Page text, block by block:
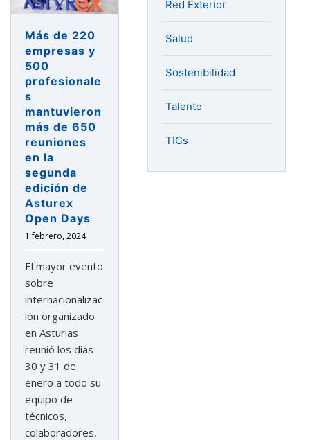
Más de 220
empresas y
500
profesionale
s
mantuvieron
más de 650
reuniones
en la
segunda
edición de
Asturex
Open Days
1 febrero, 2024
El mayor evento
sobre
internacionalizac
ión organizado
en Asturias
reunió los días
30 y 31 de
enero a todo su
equipo de
técnicos,
colaboradores,
Red Exterior
Salud
Sostenibilidad
Talento
TICs